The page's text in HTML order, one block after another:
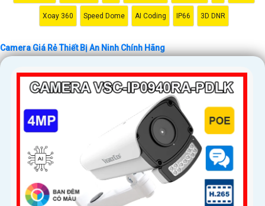
Xoay 360 Speed Dome AI Coding IP66 3D DNR
Camera Giá Rẻ Thiết Bị An Ninh Chính Hãng